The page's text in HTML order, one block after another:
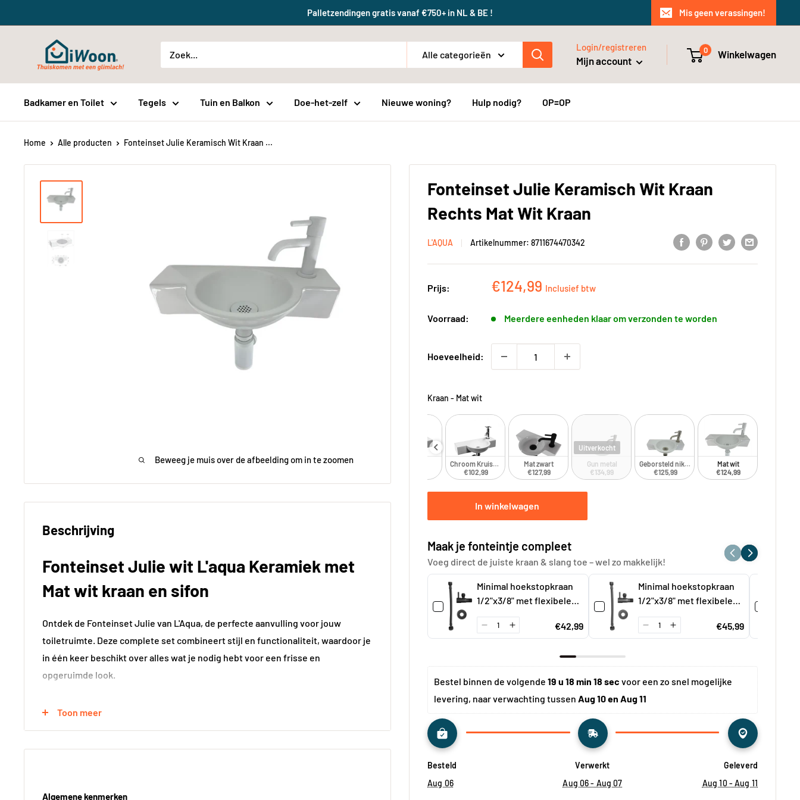
naar
Palletzendingen gratis vanaf €750+ in NL & BE ! Mis geen verassingen!
iWoon.nl
Alle categorieën
Login/registreren
Mijn account
0 Winkelwagen
Badkamer en Toilet Tegels Tuin en Balkon Doe-het-zelf Nieuwe woning? Hulp nodig? OP=OP
Home Alle producten Fonteinset Julie Keramisch Wit Kraan ...
Beweeg je muis over de afbeelding om in te zoomen
Fonteinset Julie Keramisch Wit Kraan
Rechts Mat Wit Kraan
L'AQUA Artikelnummer: 8711674470342
Prijs: Kortingsprijs
€124,99 Inclusief btw
Voorraad: Meerdere eenheden klaar om verzonden te worden
Hoeveelheid:
Kraan - Mat wit
Chroom Kruiskop
€102,99
Mat zwart
€127,99
Uitverkocht
Gun metal
€134,99
Geborsteld nikkel
€125,99
Mat wit
€124,99
In winkelwagen
Maak je fonteintje compleet
Voeg direct de juiste kraan & slang toe – wel zo makkelijk!
Minimal hoekstopkraan
1/2"x3/8" met flexibele
aansluitslang nylon
1/2"x3/8" 30 cm mat€42,99
Minimal hoekstopkraan
1/2"x3/8" met flexibele
aansluitslang 1/2"x3/8"
25 cm gunmetal
€45,99
Bestel binnen de volgende 19 u 18 min 18 sec voor een zo snel mogelijke
levering, naar verwachting tussen Aug 10 en Aug 11
Besteld
Aug 06
Verwerkt
Aug 06 - Aug 07
Geleverd
Aug 10 - Aug 11
Beschrijving
Fonteinset Julie wit L'aqua Keramiek met
Mat wit kraan en sifon
Ontdek de Fonteinset Julie van L'Aqua, de perfecte aanvulling voor jouw
toiletruimte. Deze complete set combineert stijl en functionaliteit, waardoor je
in één keer beschikt over alles wat je nodig hebt voor een frisse en
opgeruimde look.
Compleet en gebruiksklaar
De Fonteinset Julie bestaat uit een keramische fontein, een mat witte kraan en
Toon meer
Algemene kenmerken